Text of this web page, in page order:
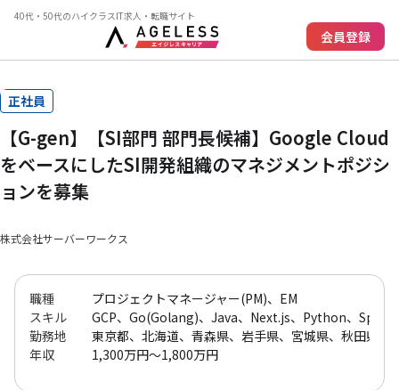
40代・50代のハイクラスIT求人・転職サイト
会員登録
正社員
【G-gen】【SI部門 部門長候補】Google Cloud
をベースにしたSI開発組織のマネジメントポジシ
ョンを募集
株式会社サーバーワークス
職種
プロジェクトマネージャー(PM)、EM
スキル
GCP、Go(Golang)、Java、Next.js、Python、
勤務地
東京都、北海道、青森県、岩手県、宮城県、秋田県
年収
1,300万円～1,800万円